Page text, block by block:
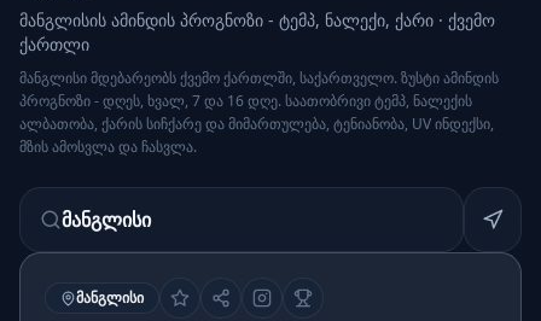
მანგლისის ამინდის პროგნოზი - ტემპ, ნალექი, ქარი · ქვემო
ქართლი
მანგლისი მდებარეობს ქვემო ქართლში, საქართველო. ზუსტი ამინდის
პროგნოზი - დღეს, ხვალ, 7 და 16 დღე. საათობრივი ტემპ, ნალექის
ალბათობა, ქარის სიჩქარე და მიმართულება, ტენიანობა, UV ინდექსი,
მზის ამოსვლა და ჩასვლა.
მანგლისი
ᲛᲐᲜᲒᲚᲘᲡᲘ